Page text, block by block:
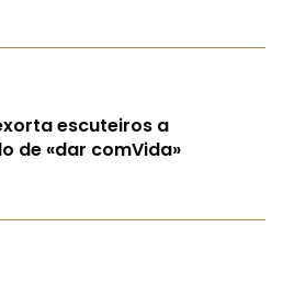
escuteiros a
de «dar comVida»